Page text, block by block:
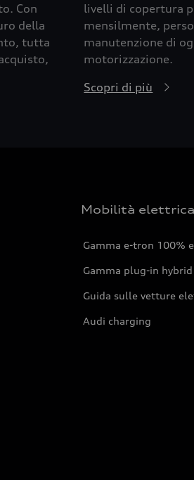
Con
della
tutta
livelli di copertura
mensilmente,
manutenzione di
motorizzazione.
Scopri di più
Mobilità elettrica
Gamma e-tron 100%
Gamma plug-in hybrid
Guida sulle vetture
Audi charging